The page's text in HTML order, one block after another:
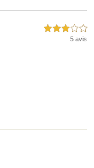
3,0 étoiles sur 5
5 avis